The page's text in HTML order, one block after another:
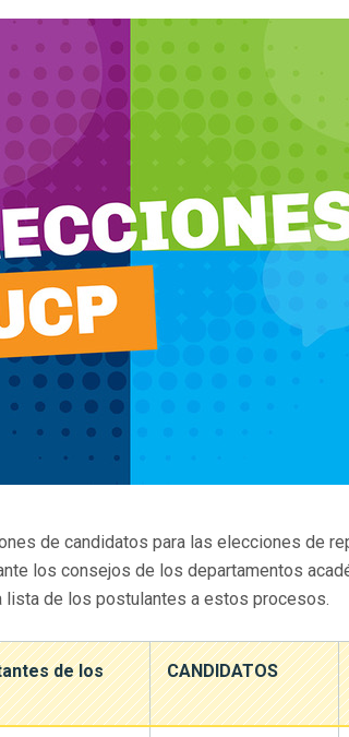
de candidatos para las elecciones de
los consejos de los departamentos
lista de los postulantes a estos procesos.
de los
CANDIDATOS